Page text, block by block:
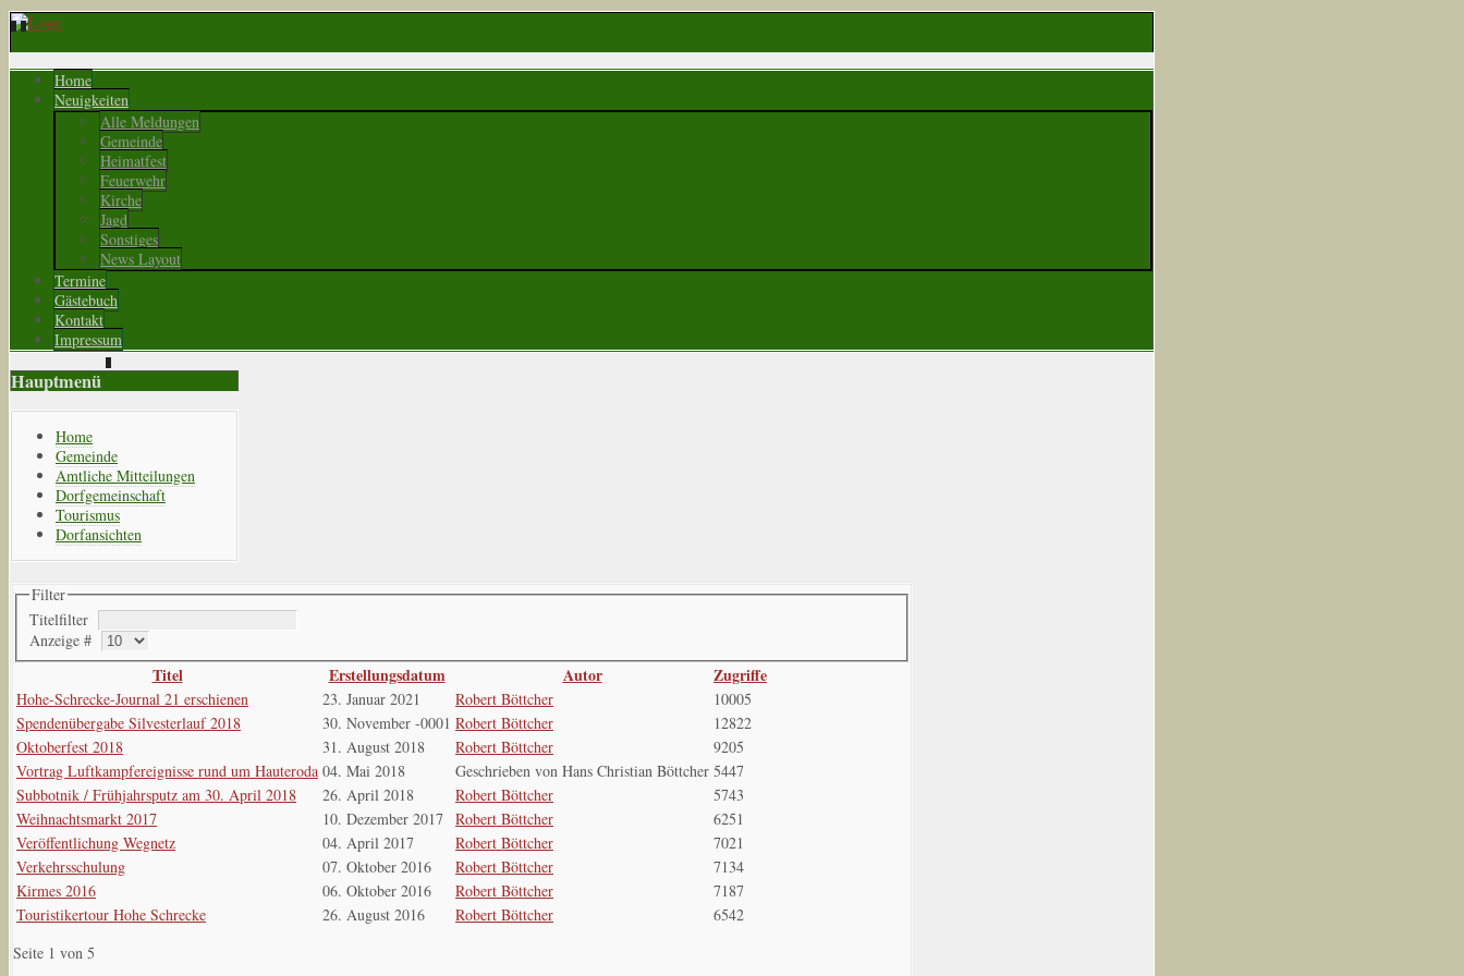
Home
Neuigkeiten
Alle Meldungen
Gemeinde
Heimatfest
Feuerwehr
Kirche
Jagd
Sonstiges
News Layout
Termine
Gästebuch
Kontakt
Impressum
Hauptmenü
Home
Gemeinde
Amtliche Mitteilungen
Dorfgemeinschaft
Tourismus
Dorfansichten
Filter
Titelfilter
Anzeige #
Titel Erstellungsdatum Autor Zugriffe
Hohe-Schrecke-Journal 21 erschienen 23. Januar 2021 Robert Böttcher
10005
Spendenübergabe Silvesterlauf 2018
30. November -0001 Robert Böttcher
12822
Oktoberfest 2018
31. August 2018 Robert Böttcher
9205
Vortrag Luftkampfereignisse rund um Hauteroda 04. Mai 2018 Geschrieben von Hans Christian Böttcher 5447
Subbotnik / Frühjahrsputz am 30. April 2018
26. April 2018 Robert Böttcher
5743
Weihnachtsmarkt 2017
10. Dezember 2017 Robert Böttcher
6251
Veröffentlichung Wegnetz
04. April 2017 Robert Böttcher
7021
Verkehrsschulung
07. Oktober 2016 Robert Böttcher
7134
Kirmes 2016
06. Oktober 2016 Robert Böttcher
7187
Touristikertour Hohe Schrecke
26. August 2016 Robert Böttcher
6542
Seite 1 von 5